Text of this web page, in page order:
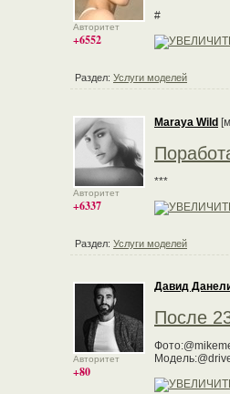
Авторитет
+6552
#
Раздел: Услуги моделей
Авторитет
+6337
Maraya Wild
***
Раздел: Услуги моделей
Авторитет
+80
Давид
После